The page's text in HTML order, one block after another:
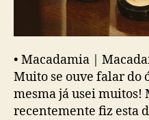
• Macadamia |
Muito se ouve falar do
mesma já usei muitos!
recentemente fiz esta